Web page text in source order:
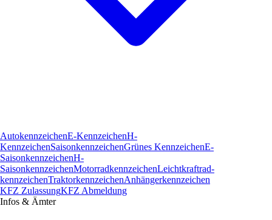
AutokennzeichenE-KennzeichenH-
KennzeichenSaisonkennzeichenGrünes KennzeichenE-
SaisonkennzeichenH-
SaisonkennzeichenMotorradkennzeichenLeichtkraftrad­
kennzeichenTraktorkennzeichenAnhängerkennzeichen
KFZ ZulassungKFZ Abmeldung
Infos & Ämter